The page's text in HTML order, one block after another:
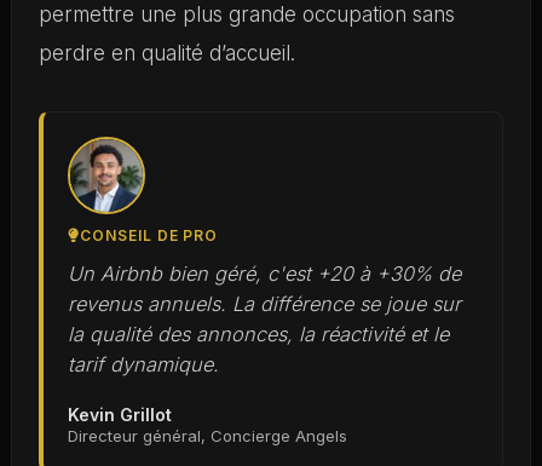
permettre une plus grande occupation sans
perdre en qualité d’accueil.
CONSEIL DE PRO
Un Airbnb bien géré, c'est +20 à +30% de
revenus annuels. La différence se joue sur
la qualité des annonces, la réactivité et le
tarif dynamique.
Kevin Grillot
Directeur général, Concierge Angels